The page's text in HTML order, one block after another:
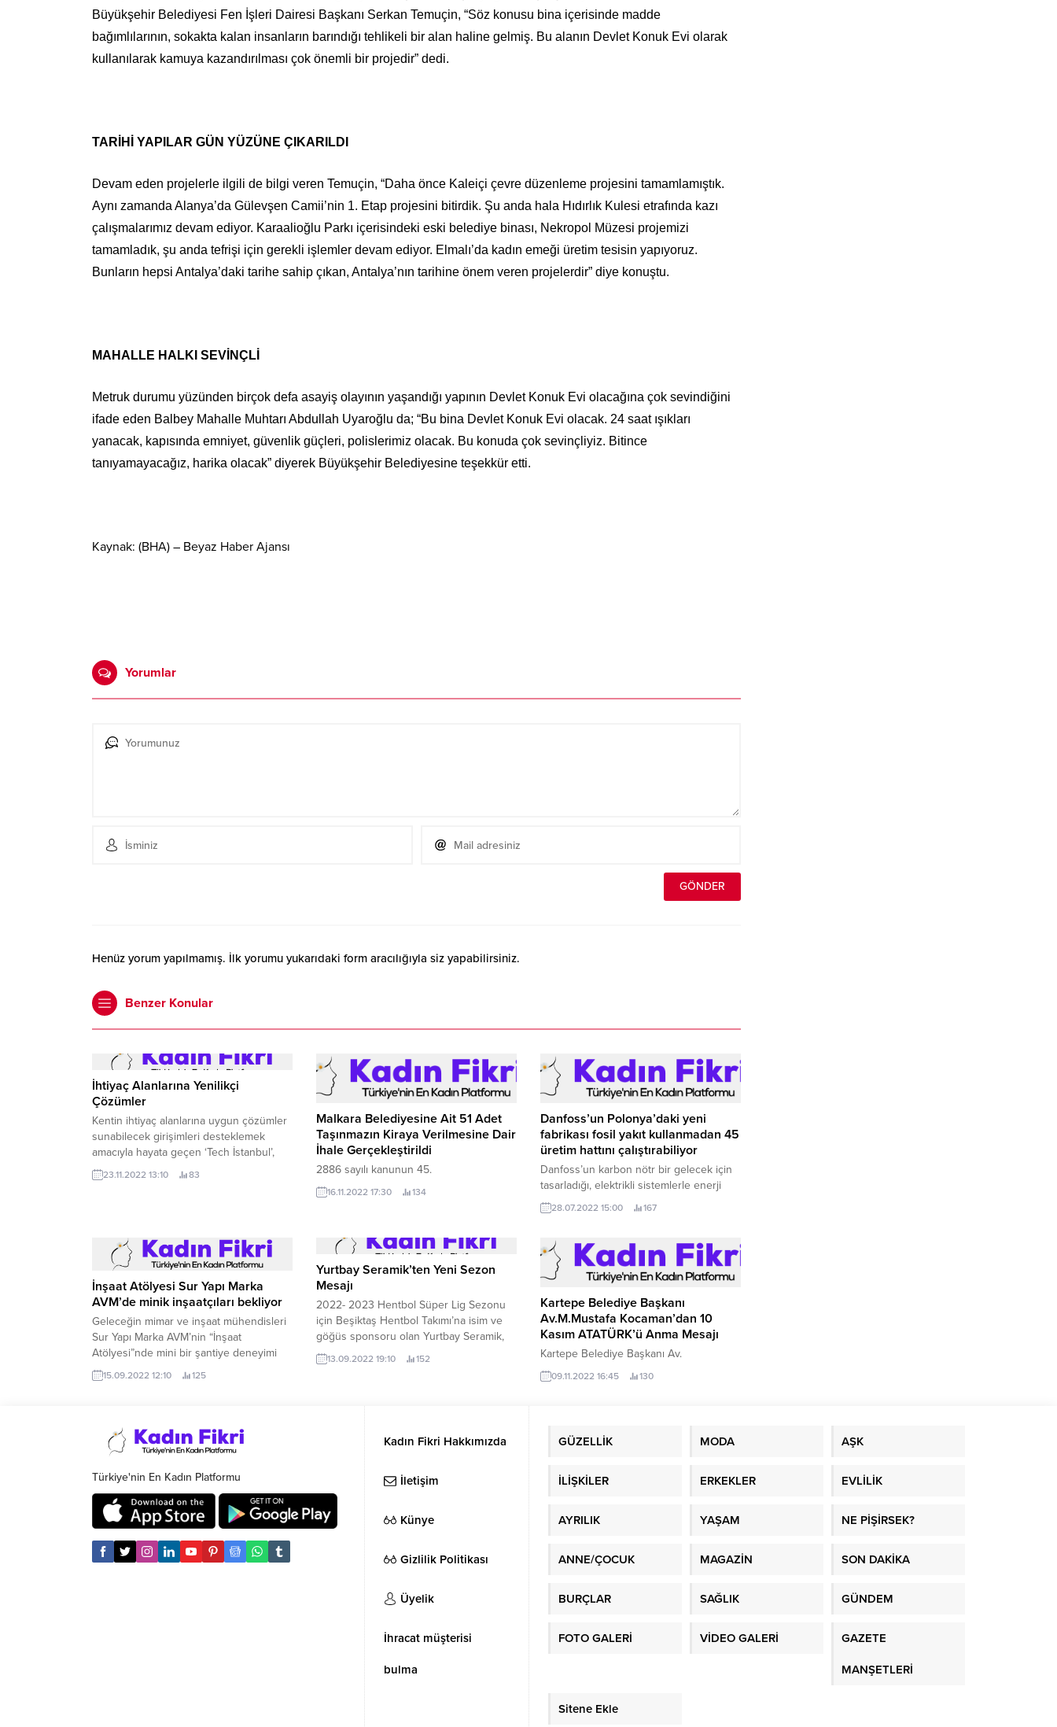
Büyükşehir Belediyesi Fen İşleri Dairesi Başkanı Serkan Temuçin, “Söz konusu bina içerisinde madde
bağımlılarının, sokakta kalan insanların barındığı tehlikeli bir alan haline gelmiş. Bu alanın Devlet Konuk Evi olarak
kullanılarak kamuya kazandırılması çok önemli bir projedir” dedi.
TARİHİ YAPILAR GÜN YÜZÜNE ÇIKARILDI
Devam eden projelerle ilgili de bilgi veren Temuçin, “Daha önce Kaleiçi çevre düzenleme projesini tamamlamıştık.
Aynı zamanda Alanya’da Gülevşen Camii’nin 1. Etap projesini bitirdik. Şu anda hala Hıdırlık Kulesi etrafında kazı
çalışmalarımız devam ediyor. Karaalioğlu Parkı içerisindeki eski belediye binası, Nekropol Müzesi projemizi
tamamladık, şu anda tefrişi için gerekli işlemler devam ediyor. Elmalı’da kadın emeği üretim tesisin yapıyoruz.
Bunların hepsi Antalya’daki tarihe sahip çıkan, Antalya’nın tarihine önem veren projelerdir” diye konuştu.
MAHALLE HALKI SEVİNÇLİ
Metruk durumu yüzünden birçok defa asayiş olayının yaşandığı yapının Devlet Konuk Evi olacağına çok sevindiğini
ifade eden Balbey Mahalle Muhtarı Abdullah Uyaroğlu da; “Bu bina Devlet Konuk Evi olacak. 24 saat ışıkları
yanacak, kapısında emniyet, güvenlik güçleri, polislerimiz olacak. Bu konuda çok sevinçliyiz. Bitince
tanıyamayacağız, harika olacak” diyerek Büyükşehir Belediyesine teşekkür etti.
Kaynak: (BHA) – Beyaz Haber Ajansı
Yorumlar
Henüz yorum yapılmamış. İlk yorumu yukarıdaki form aracılığıyla siz yapabilirsiniz.
Benzer Konular
İhtiyaç Alanlarına Yenilikçi
Çözümler
Kentin ihtiyaç alanlarına uygun çözümler
sunabilecek girişimleri desteklemek
amacıyla hayata geçen ‘Tech İstanbul’,
yaratıcı fikirleri ikinci kez bir araya getirdi.
23.11.2022 13:10 83
Malkara Belediyesine Ait 51 Adet
Taşınmazın Kiraya Verilmesine Dair
İhale Gerçekleştirildi
2886 sayılı kanunun 45.
16.11.2022 17:30 134
Danfoss’un Polonya’daki yeni
fabrikası fosil yakıt kullanmadan 45
üretim hattını çalıştırabiliyor
Danfoss’un karbon nötr bir gelecek için
tasarladığı, elektrikli sistemlerle enerji
tasarrufu sağlayan Polonya Grodzisk
kampüsündeki yeni fabrikası, fosil yakıt
çalıştırabiliyor.
28.07.2022 15:00 167
İnşaat Atölyesi Sur Yapı Marka
AVM’de minik inşaatçıları bekliyor
Geleceğin mimar ve inşaat mühendisleri
Sur Yapı Marka AVM’nin “İnşaat
Atölyesi”nde mini bir şantiye deneyimi
yaşayacak.
15.09.2022 12:10 125
Yurtbay Seramik’ten Yeni Sezon
Mesajı
2022- 2023 Hentbol Süper Lig Sezonu
için Beşiktaş Hentbol Takımı’na isim ve
göğüs sponsoru olan Yurtbay Seramik,
yeni sezon için başarı dileklerini
yayımladı.
13.09.2022 19:10 152
Kartepe Belediye Başkanı
Av.M.Mustafa Kocaman’dan 10
Kasım ATATÜRK’ü Anma Mesajı
Kartepe Belediye Başkanı Av.
09.11.2022 16:45 130
Türkiye'nin En Kadın Platformu
Kadın Fikri Hakkımızda
İletişim
Künye
Gizlilik Politikası
Üyelik
İhracat müşterisi
bulma
GÜZELLİK MODA AŞK
İLİŞKİLER ERKEKLER EVLİLİK
AYRILIK YAŞAM NE PİŞİRSEK?
ANNE/ÇOCUK MAGAZİN SON DAKİKA
BURÇLAR SAĞLIK GÜNDEM
FOTO GALERİ VİDEO GALERİ GAZETE
MANŞETLERİ
Sitene Ekle